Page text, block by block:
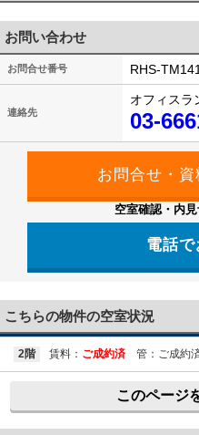
お問い合わせ
お問合せ番号 RHS-
連絡先
オフィス
03-
空室確認・内
電話
こちらの物件の空室状況
2階 賃料： ご成約済 管：ご成約
このページ